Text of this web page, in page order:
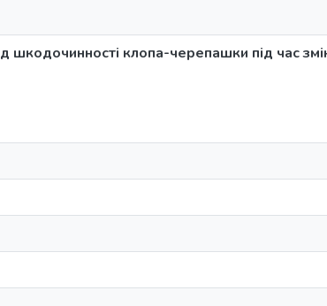
шкодочинності клопа-черепашки під час